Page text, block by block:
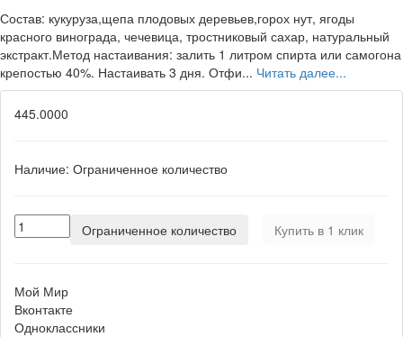
Состав: кукуруза,щепа плодовых деревьев,горох нут, ягоды
красного винограда, чечевица, тростниковый сахар, натуральный
экстракт.Метод настаивания: залить 1 литром спирта или самогона
крепостью 40%. Настаивать 3 дня. Отфи... Читать далее...
445.0000
Наличие: Ограниченное количество
Ограниченное количество Купить в 1 клик
Мой Мир
Вконтакте
Одноклассники